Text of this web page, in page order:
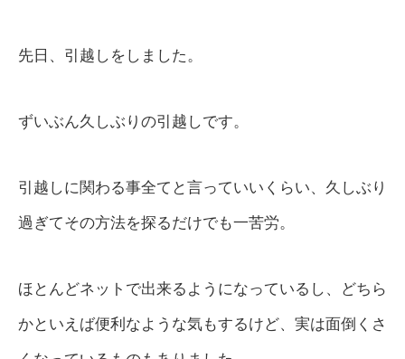
先日、引越しをしました。
ずいぶん久しぶりの引越しです。
引越しに関わる事全てと言っていいくらい、久しぶり
過ぎてその方法を探るだけでも一苦労。
ほとんどネットで出来るようになっているし、どちら
かといえば便利なような気もするけど、実は面倒くさ